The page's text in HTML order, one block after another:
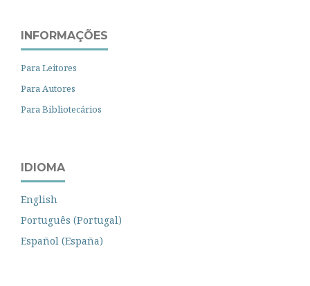
INFORMAÇÕES
Para Leitores
Para Autores
Para Bibliotecários
IDIOMA
English
Português (Portugal)
Español (España)